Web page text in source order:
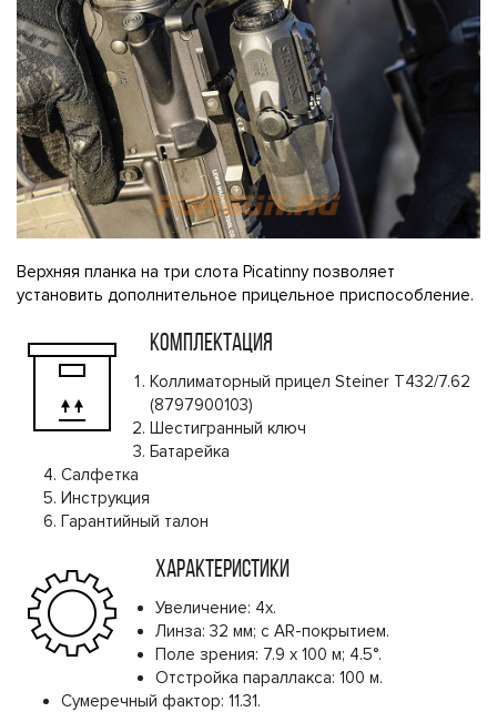
Верхняя планка на три слота Picatinny позволяет
установить дополнительное прицельное приспособление.
КОМПЛЕКТАЦИЯ
Коллиматорный прицел Steiner T432/7.62
(8797900103)
Шестигранный ключ
Батарейка
Салфетка
Инструкция
Гарантийный талон
ХАРАКТЕРИСТИКИ
Увеличение: 4х.
Линза: 32 мм; с AR-покрытием.
Поле зрения: 7.9 х 100 м; 4.5°.
Отстройка параллакса: 100 м.
Сумеречный фактор: 11.31.